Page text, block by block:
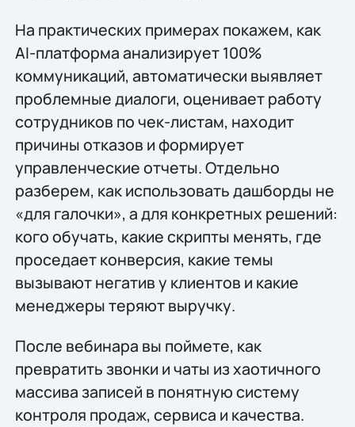
На практических примерах покажем, как
AI-платформа анализирует 100%
коммуникаций, автоматически выявляет
проблемные диалоги, оценивает работу
сотрудников по чек-листам, находит
причины отказов и формирует
управленческие отчеты. Отдельно
разберем, как использовать дашборды не
«для галочки», а для конкретных решений:
кого обучать, какие скрипты менять, где
проседает конверсия, какие темы
вызывают негатив у клиентов и какие
менеджеры теряют выручку.
После вебинара вы поймете, как
превратить звонки и чаты из хаотичного
массива записей в понятную систему
контроля продаж, сервиса и качества.